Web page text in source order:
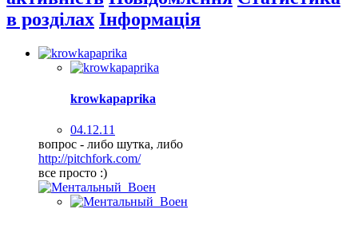
в розділах Інформація
krowkapaprika
04.12.11
вопрос - либо шутка, либо
http://pitchfork.com/
все просто :)